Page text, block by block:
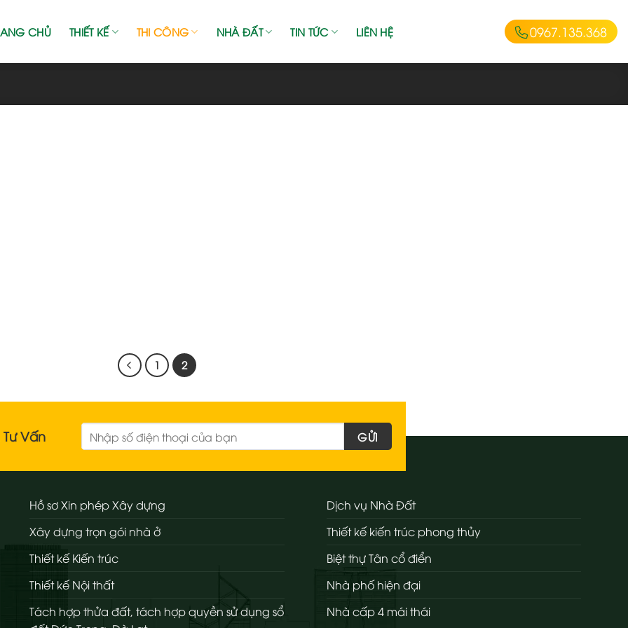
CHỦ THIẾT KẾ THI CÔNG NHÀ ĐẤT TIN TỨC LIÊN HỆ 0967.135.368
1 2
Vấn
Hồ sơ Xin phép Xây dựng
Xây dựng trọn gói nhà ở
Thiết kế Kiến trúc
Thiết kế Nội thất
Tách hợp thửa đất, tách hợp quyền sử dụng sổ
Dịch vụ Nhà Đất
Thiết kế kiến trúc phong thủy
Biệt thự Tân cổ điển
Nhà phố hiện đại
Nhà cấp 4 mái thái